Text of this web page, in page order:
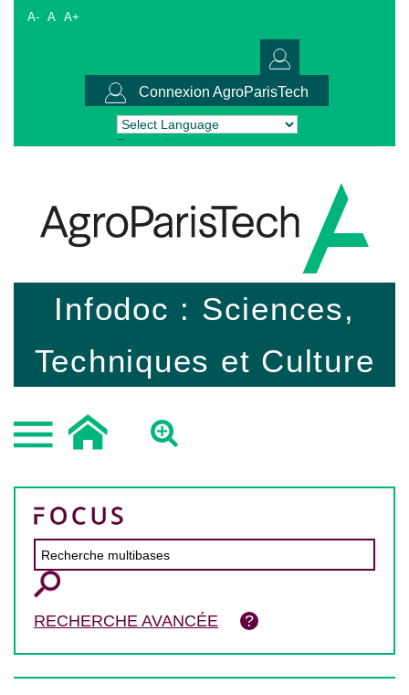
A- A A+
Connexion AgroParisTech
Powered by Translate
Infodoc : Sciences,
Techniques et Culture
RECHERCHE AVANCÉE